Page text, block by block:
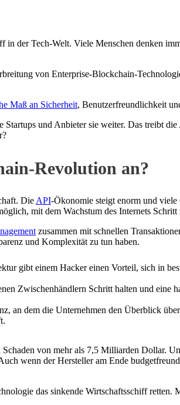
der Tech-Welt. Viele Menschen denken
von Enterprise-Blockchain-
Maß an Sicherheit, Benutzerfreundlichkeit
und Anbieter sie weiter. Das treibt
Revolution an?
Die API-Ökonomie steigt enorm und viele
mit dem Wachstum des Internets Schritt
zusammen mit schnellen
und Komplexität zu tun haben.
gibt einem Hacker einen Vorteil, sich in
Zwischenhändlern Schritt halten und
an dem die Unternehmen den Überblick
von mehr als 7,5 Milliarden Dollar.
wenn der Hersteller am Ende
das sinkende Wirtschaftsschiff